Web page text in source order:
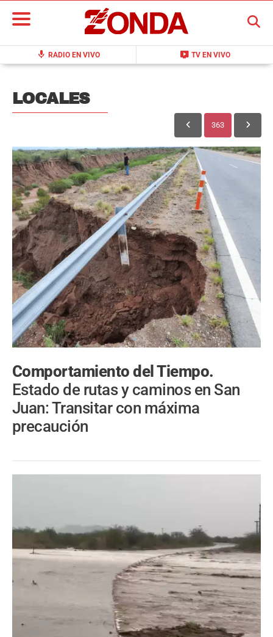
mic RADIO EN VIVO live_tv TV EN VIVO
BUSCAR
LOCALES
363
Comportamiento del Tiempo.
Estado de rutas y caminos en San
Juan: Transitar con máxima
precaución